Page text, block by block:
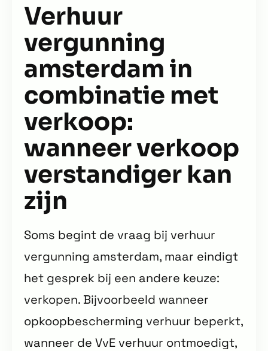
Verhuur
vergunning
amsterdam in
combinatie met
verkoop:
wanneer verkoop
verstandiger kan
zijn
Soms begint de vraag bij verhuur
vergunning amsterdam, maar eindigt
het gesprek bij een andere keuze:
verkopen. Bijvoorbeeld wanneer
opkoopbescherming verhuur beperkt,
wanneer de VvE verhuur ontmoedigt,